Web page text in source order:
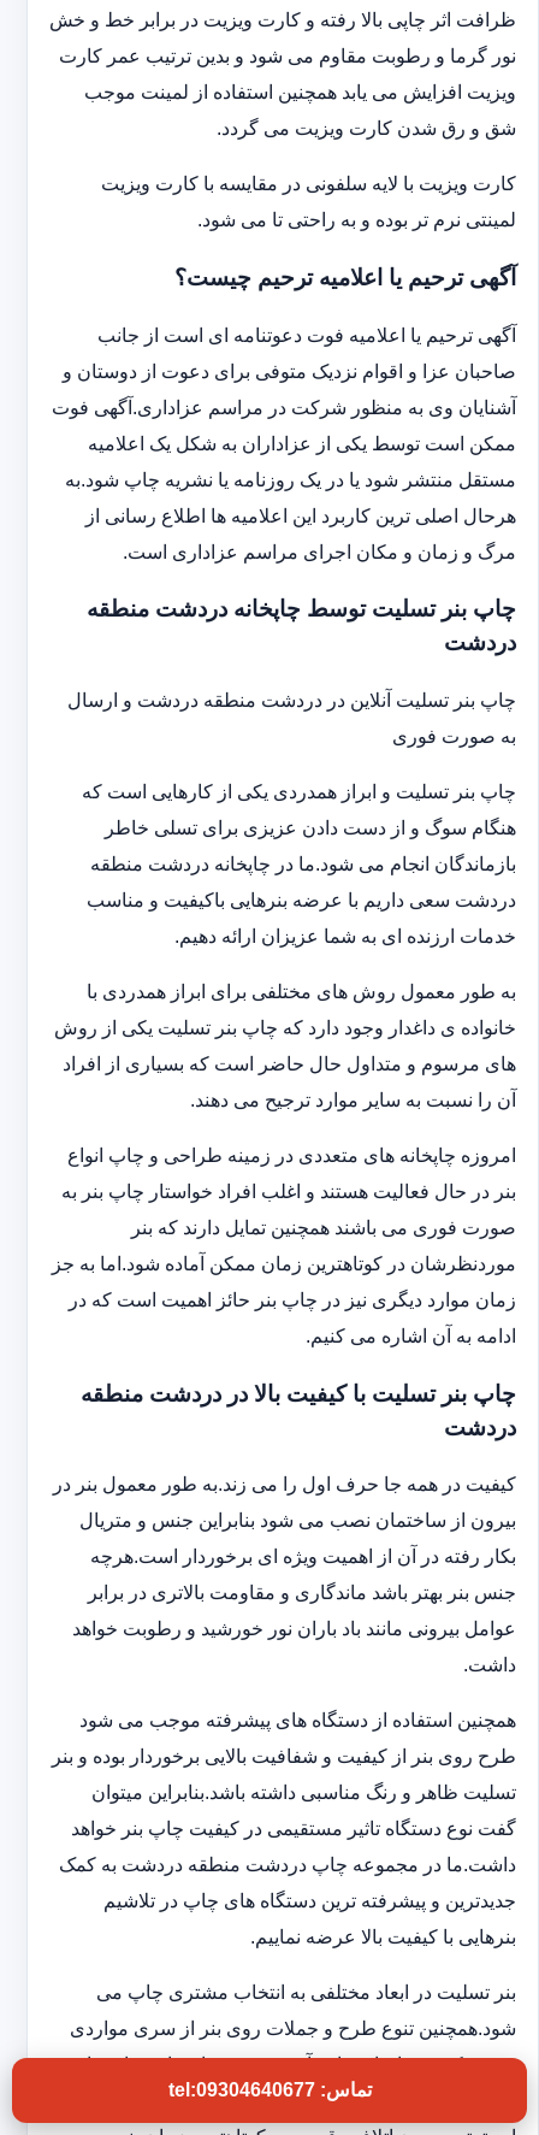
ظرافت اثر چاپی بالا رفته و کارت ویزیت در برابر خط و خش
نور گرما و رطوبت مقاوم می شود و بدین ترتیب عمر کارت
ویزیت افزایش می یابد همچنین استفاده از لمینت موجب
شق و رق شدن کارت ویزیت می گردد.
کارت ویزیت با لایه سلفونی در مقایسه با کارت ویزیت
لمینتی نرم تر بوده و به راحتی تا می شود.
آگهی ترحیم یا اعلامیه ترحیم چیست؟
آگهی ترحیم یا اعلامیه فوت دعوتنامه ای است از جانب
صاحبان عزا و اقوام نزدیک متوفی برای دعوت از دوستان و
آشنایان وی به منظور شرکت در مراسم عزاداری.آگهی فوت
ممکن است توسط یکی از عزاداران به شکل یک اعلامیه
مستقل منتشر شود یا در یک روزنامه یا نشریه چاپ شود.به
هرحال اصلی ترین کاربرد این اعلامیه ها اطلاع رسانی از
مرگ و زمان و مکان اجرای مراسم عزاداری است.
چاپ بنر تسلیت توسط چاپخانه دردشت منطقه
دردشت
چاپ بنر تسلیت آنلاین در دردشت منطقه دردشت و ارسال
به صورت فوری
چاپ بنر تسلیت و ابراز همدردی یکی از کارهایی است که
هنگام سوگ و از دست دادن عزیزی برای تسلی خاطر
بازماندگان انجام می شود.ما در چاپخانه دردشت منطقه
دردشت سعی داریم با عرضه بنرهایی باکیفیت و مناسب
خدمات ارزنده ای به شما عزیزان ارائه دهیم.
به طور معمول روش های مختلفی برای ابراز همدردی با
خانواده ی داغدار وجود دارد که چاپ بنر تسلیت یکی از روش
های مرسوم و متداول حال حاضر است که بسیاری از افراد
آن را نسبت به سایر موارد ترجیح می دهند.
امروزه چاپخانه های متعددی در زمینه طراحی و چاپ انواع
بنر در حال فعالیت هستند و اغلب افراد خواستار چاپ بنر به
صورت فوری می باشند همچنین تمایل دارند که بنر
موردنظرشان در کوتاهترین زمان ممکن آماده شود.اما به جز
زمان موارد دیگری نیز در چاپ بنر حائز اهمیت است که در
ادامه به آن اشاره می کنیم.
چاپ بنر تسلیت با کیفیت بالا در دردشت منطقه
دردشت
کیفیت در همه جا حرف اول را می زند.به طور معمول بنر در
بیرون از ساختمان نصب می شود بنابراین جنس و متریال
بکار رفته در آن از اهمیت ویژه ای برخوردار است.هرچه
جنس بنر بهتر باشد ماندگاری و مقاومت بالاتری در برابر
عوامل بیرونی مانند باد باران نور خورشید و رطوبت خواهد
داشت.
همچنین استفاده از دستگاه های پیشرفته موجب می شود
طرح روی بنر از کیفیت و شفافیت بالایی برخوردار بوده و بنر
تسلیت ظاهر و رنگ مناسبی داشته باشد.بنابراین میتوان
گفت نوع دستگاه تاثیر مستقیمی در کیفیت چاپ بنر خواهد
داشت.ما در مجموعه چاپ دردشت منطقه دردشت به کمک
جدیدترین و پیشرفته ترین دستگاه های چاپ در تلاشیم
بنرهایی با کیفیت بالا عرضه نماییم.
بنر تسلیت در ابعاد مختلفی به انتخاب مشتری چاپ می
شود.همچنین تنوع طرح و جملات روی بنر از سری مواردی
هستند که در چاپخانه ما به آن توجه ویژه ای داریم تا شما
بتوانید بنر تسلیتی با کیفیت و فوری در اختیار داشته باشید.به
تماس: tel:09304640677